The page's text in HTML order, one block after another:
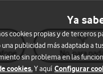
No, para
Ya
cookies propias y de terceros
publicidad más adaptada a
sin problema en las
cookies.Y aquí Configurar